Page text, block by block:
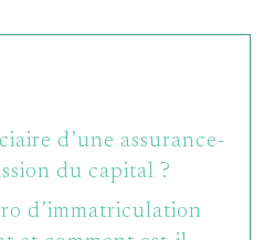
d’une assurance-
du capital ?
d’immatriculation